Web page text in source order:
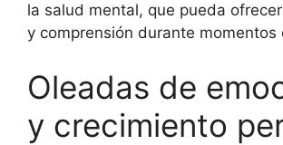
la salud mental, que pueda
y comprensión durante momentos
Oleadas de
y crecimiento